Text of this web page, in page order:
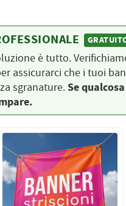
è tutto.
assicurarci che i tuoi
sgranature.Se